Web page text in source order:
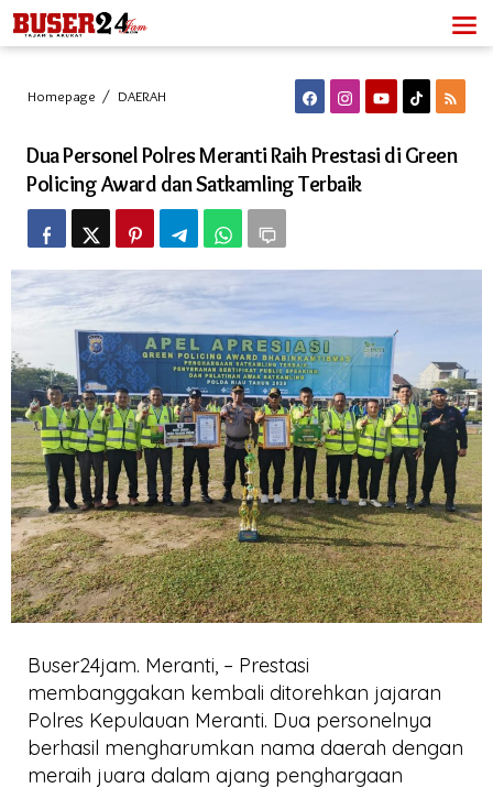
Lewati
ke
konten
Homepage / DAERAH
Meranti
Raih
Prestasi
di
Green
Policing
Award
dan
Satkamling
Terbaik
Dua Personel Polres Meranti Raih Prestasi di Green
Policing Award dan Satkamling Terbaik
Buser24jam. Meranti, – Prestasi
membanggakan kembali ditorehkan jajaran
Polres Kepulauan Meranti. Dua personelnya
berhasil mengharumkan nama daerah dengan
meraih juara dalam ajang penghargaan